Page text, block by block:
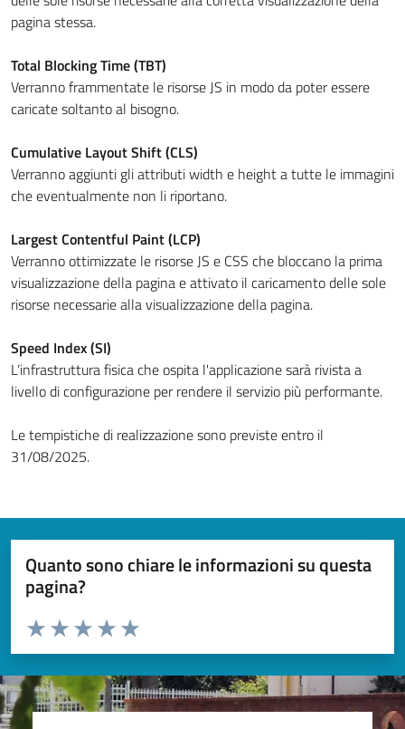
pagina stessa.
Total Blocking Time (TBT)
Verranno frammentate le risorse JS in modo da poter essere
caricate soltanto al bisogno.
Cumulative Layout Shift (CLS)
Verranno aggiunti gli attributi width e height a tutte le immagini
che eventualmente non li riportano.
Largest Contentful Paint (LCP)
Verranno ottimizzate le risorse JS e CSS che bloccano la prima
visualizzazione della pagina e attivato il caricamento delle sole
risorse necessarie alla visualizzazione della pagina.
Speed Index (SI)
L’infrastruttura fisica che ospita l'applicazione sarà rivista a
livello di configurazione per rendere il servizio più performante.
Le tempistiche di realizzazione sono previste entro il
31/08/2025.
Quanto sono chiare le informazioni su questa
pagina?
Valuta da 1 a 5 stelle la pagina
Valuta 5 stelle su 5
Valuta 4 stelle su 5
Valuta 3 stelle su 5
Valuta 2 stelle su 5
Valuta 1 stelle su 5